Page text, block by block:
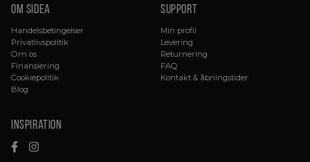
Om sidea
Handelsbetingelser
Privatlivspolitik
Om os
Finansiering
Cookiepolitik
Blog
Support
Min profil
Levering
Returnering
FAQ
Kontakt & åbningstider
Inspiration